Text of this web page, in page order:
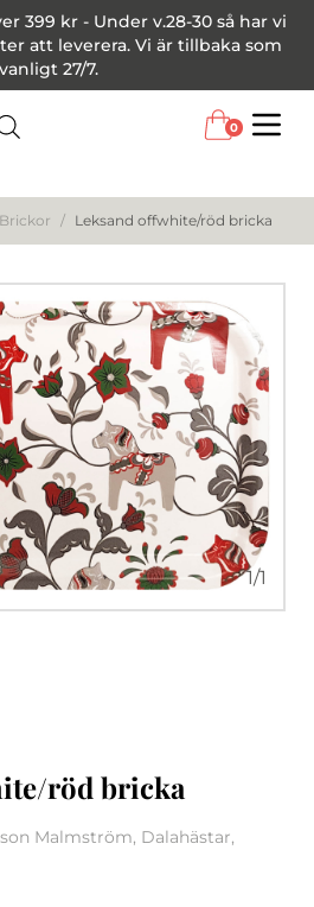
399 kr - Under v.28-30 så har vi
att leverera. Vi är tillbaka som
vanligt 27/7.
0
Brickor / Leksand offwhite/röd bricka
1/1
röd bricka
Malmström, Dalahästar,